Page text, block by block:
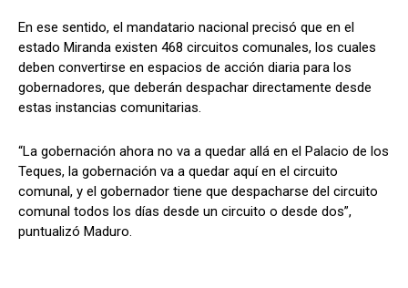
En ese sentido, el mandatario nacional precisó que en el
estado Miranda existen 468 circuitos comunales, los cuales
deben convertirse en espacios de acción diaria para los
gobernadores, que deberán despachar directamente desde
estas instancias comunitarias.
“La gobernación ahora no va a quedar allá en el Palacio de los
Teques, la gobernación va a quedar aquí en el circuito
comunal, y el gobernador tiene que despacharse del circuito
comunal todos los días desde un circuito o desde dos”,
puntualizó Maduro.